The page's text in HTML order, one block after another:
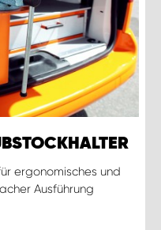
ergonomisches und
Ausführung